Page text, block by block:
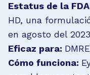
Estatus de la
HD, una
en agosto del
Eficaz para:
Cómo funciona: